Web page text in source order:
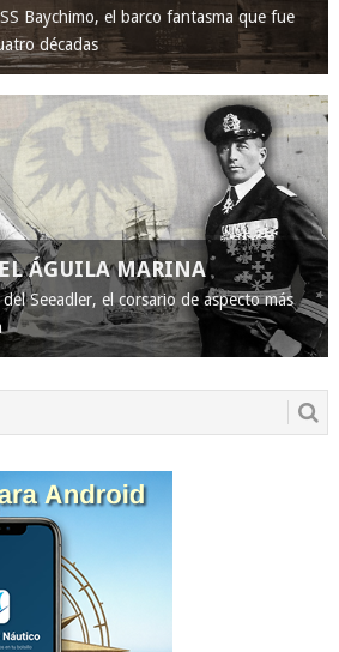
Baychimo, el barco fantasma que fue
décadas
ÁGUILA MARINA
Seeadler, el corsario de aspecto más